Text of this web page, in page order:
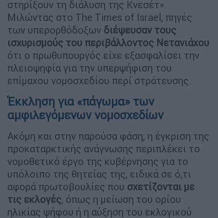
στηρίξουν τη διάλυση της Κνεσέτ».
Μιλώντας στο The Times of Israel, πηγές
των υπερορθόδοξων διέψευσαν τους
ισχυρισμούς του περιβάλλοντος Νετανιάχου
ότι ο πρωθυπουργός είχε εξασφαλίσει την
πλειοψηφία για την υπερψήφιση του
επίμαχου νομοσχεδίου περί στράτευσης.
Έκκληση για «πάγωμα» των
αμφιλεγόμενων νομοσχεδίων
Ακόμη και στην παρούσα φάση, η έγκριση της
προκαταρκτικής ανάγνωσης περιπλέκει το
νομοθετικό έργο της κυβέρνησης για το
υπόλοιπο της θητείας της, ειδικά σε ό,τι
αφορά πρωτοβουλίες που σχετίζονται με
τις εκλογές, όπως η μείωση του ορίου
ηλικίας ψήφου ή η αύξηση του εκλογικού